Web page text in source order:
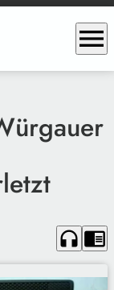
menu
headphones chrome_reader_mode